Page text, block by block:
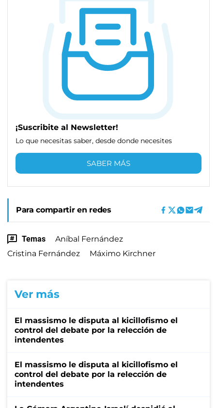
¡Suscribite al Newsletter!
Lo que necesitas saber, desde donde necesites
SABER MÁS
Para compartir en redes
Temas
Aníbal Fernández
Cristina Fernández
Máximo Kirchner
Ver más
El massismo le disputa al kicillofismo el
control del debate por la relección de
intendentes
El massismo le disputa al kicillofismo el
control del debate por la relección de
intendentes